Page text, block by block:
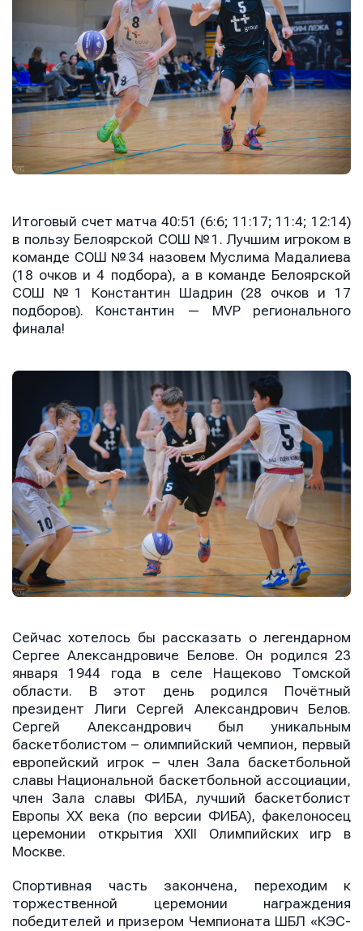
Итоговый счет матча 40:51 (6:6; 11:17; 11:4; 12:14)
в пользу Белоярской СОШ №1. Лучшим игроком в
команде СОШ №34 назовем Муслима Мадалиева
(18 очков и 4 подбора), а в команде Белоярской
СОШ №1 Константин Шадрин (28 очков и 17
подборов). Константин — MVP регионального
финала!
Сейчас хотелось бы рассказать о легендарном
Сергее Александровиче Белове. Он родился 23
января 1944 года в селе Нащеково Томской
области. В этот день родился Почётный
президент Лиги Сергей Александрович Белов.
Сергей Александрович был уникальным
баскетболистом – олимпийский чемпион, первый
европейский игрок – член Зала баскетбольной
славы Национальной баскетбольной ассоциации,
член Зала славы ФИБА, лучший баскетболист
Европы ХХ века (по версии ФИБА), факелоносец
церемонии открытия XXII Олимпийских игр в
Москве.
Спортивная часть закончена, переходим к
торжественной церемонии награждения
победителей и призером Чемпионата ШБЛ «КЭС-